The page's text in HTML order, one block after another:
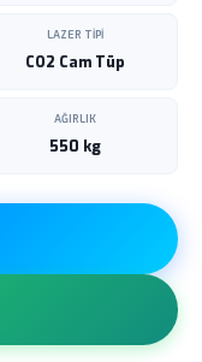
LAZER TIPI
CO2 Cam Tüp
AĞIRLIK
550 kg